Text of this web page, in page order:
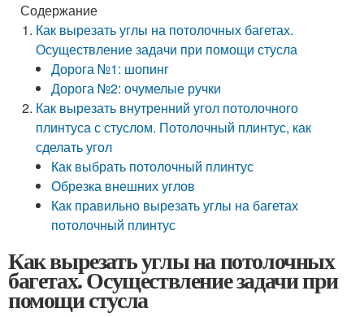
Содержание
Как вырезать углы на потолочных багетах.
Осуществление задачи при помощи стусла
Дорога №1: шопинг
Дорога №2: очумелые ручки
Как вырезать внутренний угол потолочного
плинтуса с стуслом. Потолочный плинтус, как
сделать угол
Как выбрать потолочный плинтус
Обрезка внешних углов
Как правильно вырезать углы на багетах
потолочный плинтус
Как вырезать углы на потолочных
багетах. Осуществление задачи при
помощи стусла